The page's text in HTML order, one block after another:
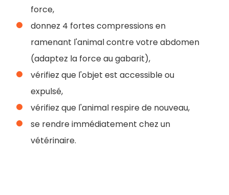
force,
donnez 4 fortes compressions en
ramenant l'animal contre votre abdomen
(adaptez la force au gabarit),
vérifiez que l'objet est accessible ou
expulsé,
vérifiez que l'animal respire de nouveau,
se rendre immédiatement chez un
vétérinaire.